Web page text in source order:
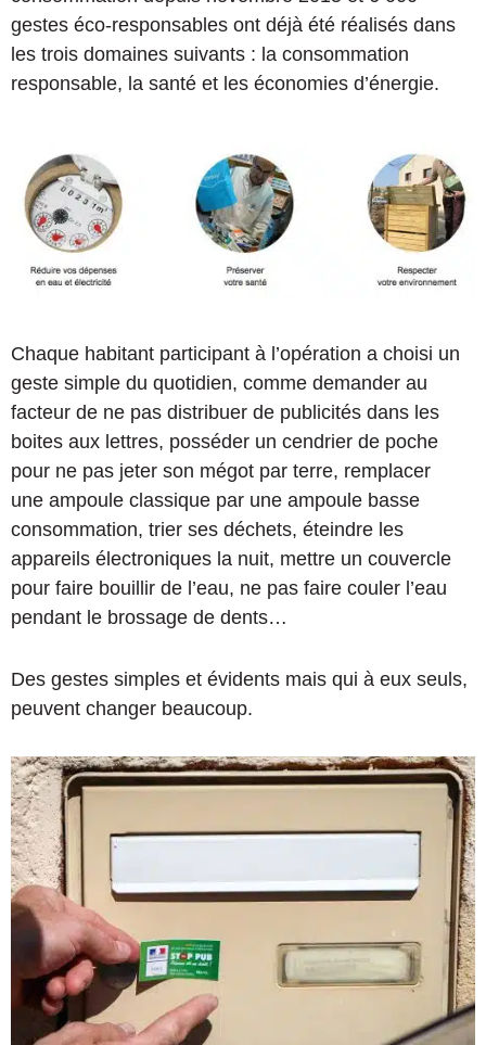
gestes éco-responsables ont déjà été réalisés dans
les trois domaines suivants : la consommation
responsable, la santé et les économies d’énergie.
Chaque habitant participant à l’opération a choisi un
geste simple du quotidien, comme demander au
facteur de ne pas distribuer de publicités dans les
boites aux lettres, posséder un cendrier de poche
pour ne pas jeter son mégot par terre, remplacer
une ampoule classique par une ampoule basse
consommation, trier ses déchets, éteindre les
appareils électroniques la nuit, mettre un couvercle
pour faire bouillir de l’eau, ne pas faire couler l’eau
pendant le brossage de dents…
Des gestes simples et évidents mais qui à eux seuls,
peuvent changer beaucoup.